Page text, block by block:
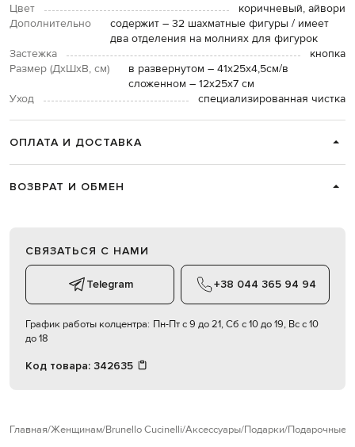
Цвет
коричневый, айвори
Дополнительно
содержит – 32 шахматные фигуры / имеет
два отделения на молниях для фигурок
Застежка
кнопка
Размер (ДхШхВ, см)
в развернутом – 41х25х4,5см/в
сложенном – 12х25х7 см
Уход
специализированная чистка
ОПЛАТА И ДОСТАВКА
ВОЗВРАТ И ОБМЕН
СВЯЗАТЬСЯ С НАМИ
Telegram +38 044 365 94 94
График работы колцентра: Пн-Пт с 9 до 21, Сб с 10 до 19, Вс с 10
до 18
Код товара: 342635
Главная Женщинам Brunello Cucinelli Аксессуары Подарки Подарочные